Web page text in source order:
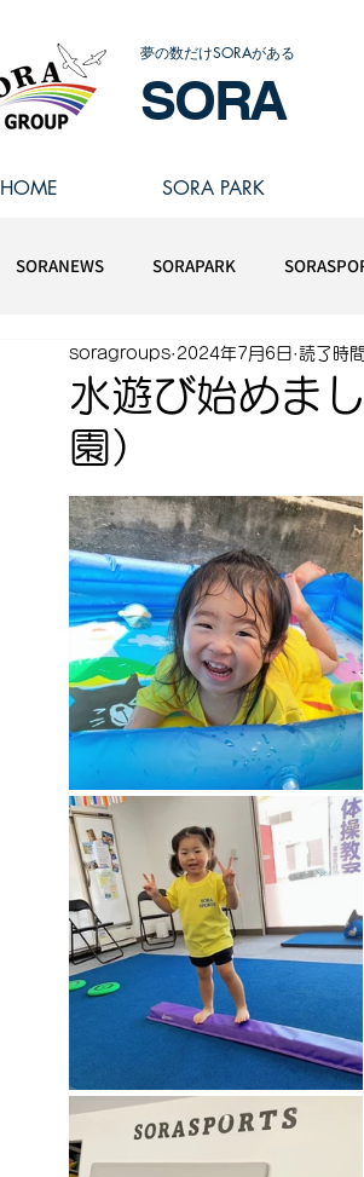
夢の数だけSORAがある
SORA
HOME SORA PARK
SORANEWS SORAPARK
スポーツアスリート学園
水遊び始めま
園）
soragroups 2024年7月6日 読了時